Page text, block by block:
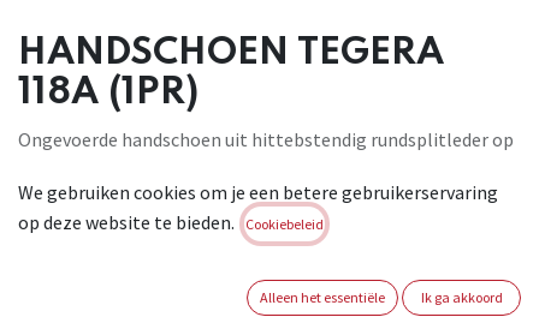
HANDSCHOEN TEGERA
118A (1PR)
Ongevoerde handschoen uit hittebstendig rundsplitleder op
Versterkte wijsvinger. Lengte +/- 30cm. Voorzien van elastiek
in de manchet. Conform EN388 3.1.2.1. en EN407 4.1.2.X.4.X.
We gebruiken cookies om je een betere gebruikerservaring
op deze website te bieden.
Cookiebeleid
Alleen het essentiële Ik ga akkoord